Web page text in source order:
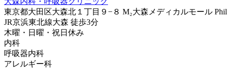
東京都大田区大森北１丁目９−８ M₂大森メディカルモール Phil
JR京浜東北線大森 徒歩3分
木曜・日曜・祝日 休み
内科
呼吸器内科
アレルギー科